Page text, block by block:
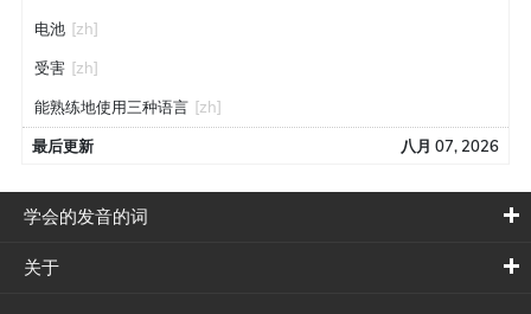
电池 [zh]
受害 [zh]
能熟练地使用三种语言 [zh]
最后更新 八月 07, 2026
学会的发音的词
关于